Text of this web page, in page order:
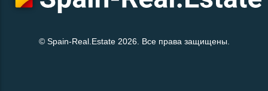
© Spain-Real.Estate 2026. Все права защищены.